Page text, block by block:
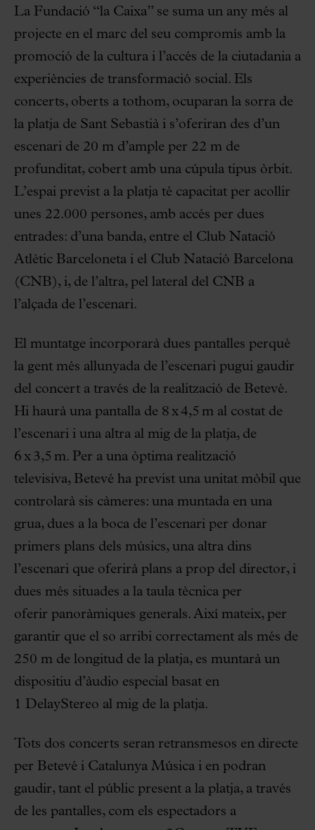
La Fundació “la Caixa” se suma un any més al
projecte en el marc del seu compromís amb la
promoció de la cultura i l’accés de la ciutadania a
experiències de transformació social. Els
concerts, oberts a tothom, ocuparan la sorra de
la platja de Sant Sebastià i s’oferiran des d’un
escenari de 20 m d’ample per 22 m de
profunditat, cobert amb una cúpula tipus òrbit.
L’espai previst a la platja té capacitat per acollir
unes 22.000 persones, amb accés per dues
entrades: d’una banda, entre el Club Natació
Atlètic Barceloneta i el Club Natació Barcelona
(CNB), i, de l’altra, pel lateral del CNB a
l’alçada de l’escenari.
El muntatge incorporarà dues pantalles perquè
la gent més allunyada de l’escenari pugui gaudir
del concert a través de la realització de Betevé.
Hi haurà una pantalla de 8 x 4,5 m al costat de
l’escenari i una altra al mig de la platja, de
6 x 3,5 m. Per a una òptima realització
televisiva, Betevé ha previst una unitat mòbil que
controlarà sis càmeres: una muntada en una
grua, dues a la boca de l’escenari per donar
primers plans dels músics, una altra dins
l’escenari que oferirà plans a prop del director, i
dues més situades a la taula tècnica per
oferir panoràmiques generals. Així mateix, per
garantir que el so arribi correctament als més de
250 m de longitud de la platja, es muntarà un
dispositiu d’àudio especial basat en
1 DelayStereo al mig de la platja.
Tots dos concerts seran retransmesos en directe
per Betevé i Catalunya Música i en podran
gaudir, tant el públic present a la platja, a través
de les pantalles, com els espectadors a